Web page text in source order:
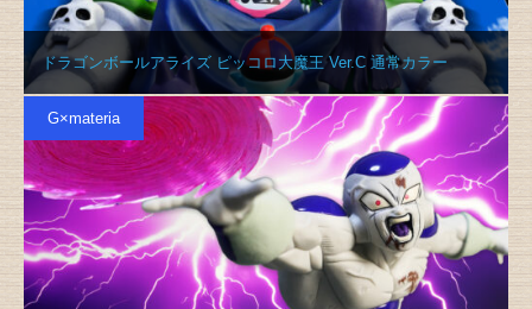
ドラゴンボールアライズ ピッコロ大魔王 Ver.C 通常カラー
G×materia